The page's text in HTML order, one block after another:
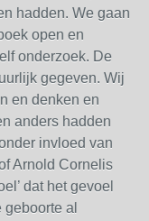
hadden. We gaan
open en
onderzoek. De
gegeven. Wij
en denken en
anders hadden
invloed van
Arnold Cornelis
dat het gevoel
al